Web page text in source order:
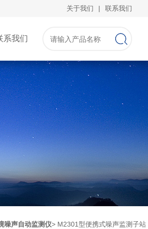
关于我们 | 联系我们
系我们
噪声自动监测仪> M2301型便携式噪声监测子站